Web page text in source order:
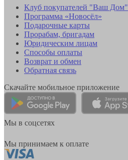
Клуб покупателей "Ваш Дом"
Программа «Новосёл»
Подарочные карты
Прорабам, бригадам
Юридическим лицам
Способы оплаты
Возврат и обмен
Обратная связь
Скачайте мобильное приложение
Мы в соцсетях
Мы принимаем к оплате